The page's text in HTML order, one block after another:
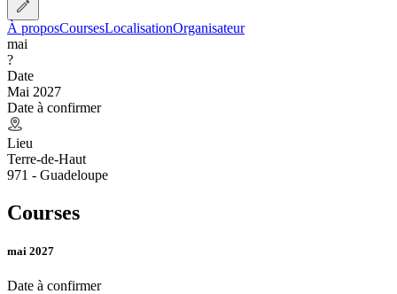
À proposCoursesLocalisationOrganisateur
mai
?
Date
Mai 2027
Date à confirmer
Lieu
Terre-de-Haut
971 - Guadeloupe
Courses
mai 2027
Date à confirmer